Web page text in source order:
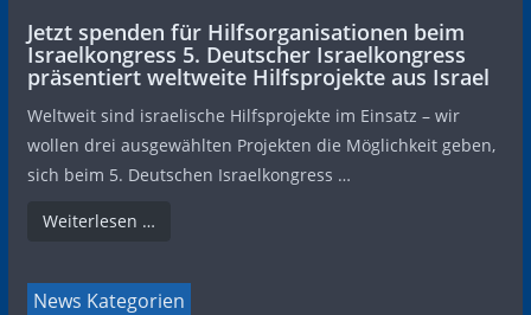
Jetzt spenden für Hilfsorganisationen beim
Israelkongress 5. Deutscher Israelkongress
präsentiert weltweite Hilfsprojekte aus Israel
Weltweit sind israelische Hilfsprojekte im Einsatz – wir
wollen drei ausgewählten Projekten die Möglichkeit geben,
sich beim 5. Deutschen Israelkongress …
Weiterlesen …
News Kategorien